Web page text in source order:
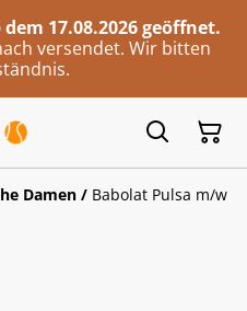
17.08.2026 geöffnet.
versendet. Wir bitten
Damen / Babolat Pulsa m/w